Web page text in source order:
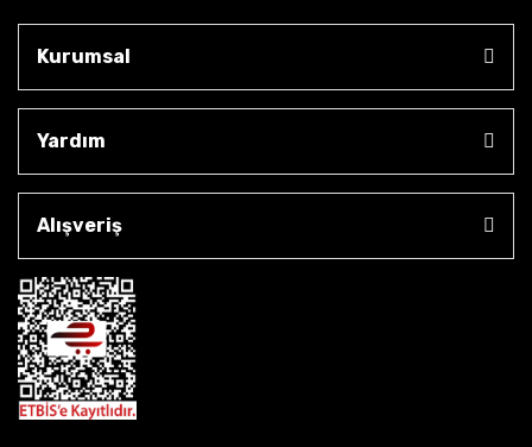
Kurumsal
Yardım
Alışveriş